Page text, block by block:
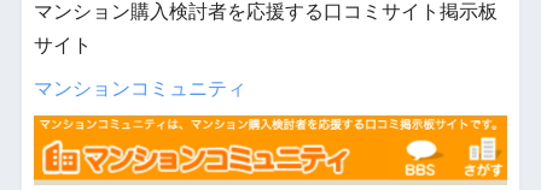
マンション購入検討者を応援する口コミサイト掲示板
サイト
マンションコミュニティ